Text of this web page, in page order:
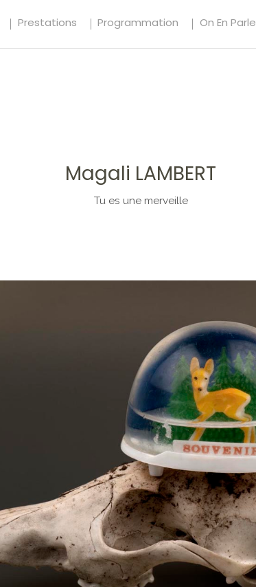
Prestations Programmation On En Parle
Magali LAMBERT
Tu es une merveille